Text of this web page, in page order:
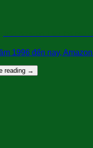
1996 đến nay,
reading →